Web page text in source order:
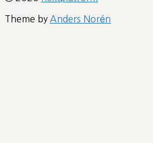
Theme by Anders Norén